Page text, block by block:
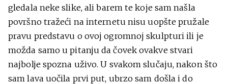
gledala neke slike, ali barem te koje sam našla
površno tražeći na internetu nisu uopšte pružale
pravu predstavu o ovoj ogromnoj skulpturi ili je
možda samo u pitanju da čovek ovakve stvari
najbolje spozna uživo. U svakom slučaju, nakon što
sam lava uočila prvi put, ubrzo sam došla i do